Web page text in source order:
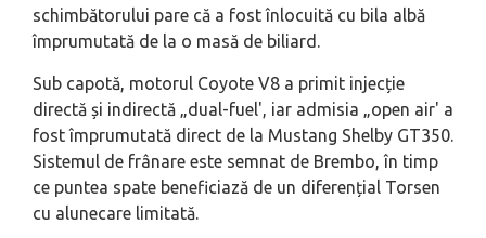
schimbătorului pare că a fost înlocuită cu bila albă
împrumutată de la o masă de biliard.
Sub capotă, motorul Coyote V8 a primit injecție
directă și indirectă „dual-fuel', iar admisia „open air' a
fost împrumutată direct de la Mustang Shelby GT350.
Sistemul de frânare este semnat de Brembo, în timp
ce puntea spate beneficiază de un diferențial Torsen
cu alunecare limitată.